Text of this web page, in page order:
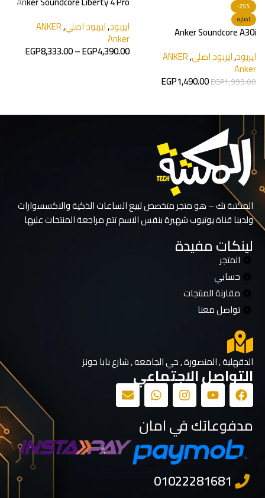
-25%
اصليه
Anker Soundcore A30i
ايربود,ايربود اصلي,
ANKER
Anker
EGP1,999.00
EGP1,490.00
ايربود,ايربود اصلي,
ANKER
Anker
EGP4,390.00
–
EGP8,333.00
المكتبة تك – هو متجر متخصص لبيع الساعات الذكية والاكسسوارات
ولدينا قناة يوتيوب شهيرة بنفس الاسم تتم مراجعة المنتجات عليها
لينكات مفيدة
المتجر
حسابي
مقارنة المنتجات
تواصل معنا
الدقهلية , المنصورة , حي الجامعه , شارع بابا جونز
التواصل الاجتماعي
مدفوعاتك في امان